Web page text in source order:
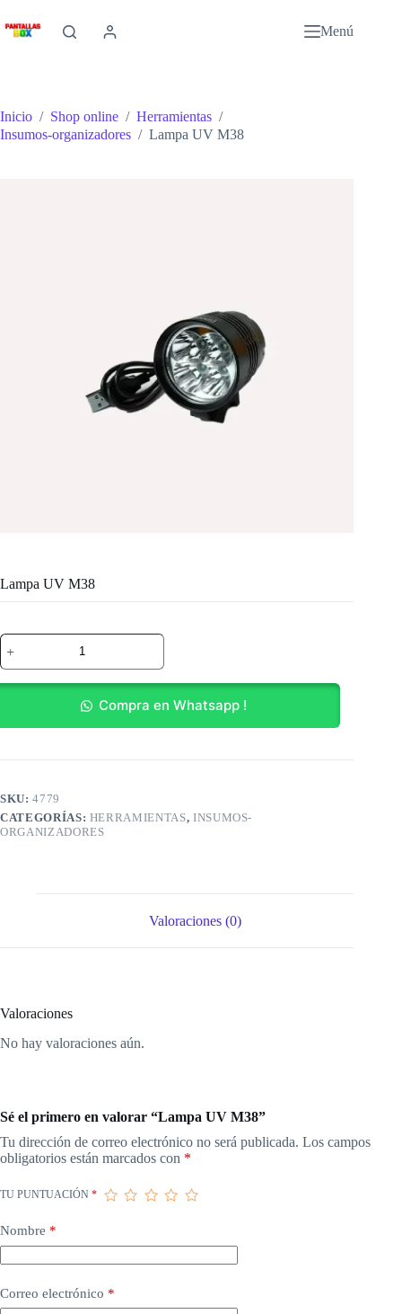
al
contenido
Menú
Inicio / Shop online / Herramientas /
Insumos-organizadores / Lampa UV M38
Lampa UV M38
Lampa
UV
M38
cantidad
Compra en Whatsapp !
SKU:4779
CATEGORÍAS: HERRAMIENTAS, INSUMOS-
ORGANIZADORES
Valoraciones (0)
Valoraciones
No hay valoraciones aún.
Sé el primero en valorar “Lampa UV M38”
Tu dirección de correo electrónico no será publicada. Los campos
obligatorios están marcados con *
TU PUNTUACIÓN *
Nombre *
Correo electrónico *